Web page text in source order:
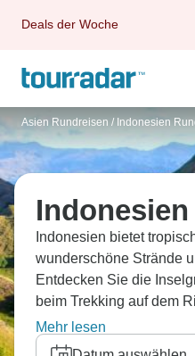
Deals der Woche
Asien Rundreisen / Indonesien
Indonesien bietet
wunderschöne Strände
Entdecken Sie die
beim Trekking auf dem
Yoga im malerischen
Komodowarane, statten
Mehr lesen